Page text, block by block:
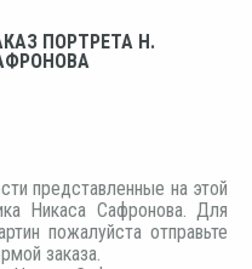
ПОРТРЕТА Н.
представленные на этой
Никаса Сафронова. Для
пожалуйста отправьте
заказа.